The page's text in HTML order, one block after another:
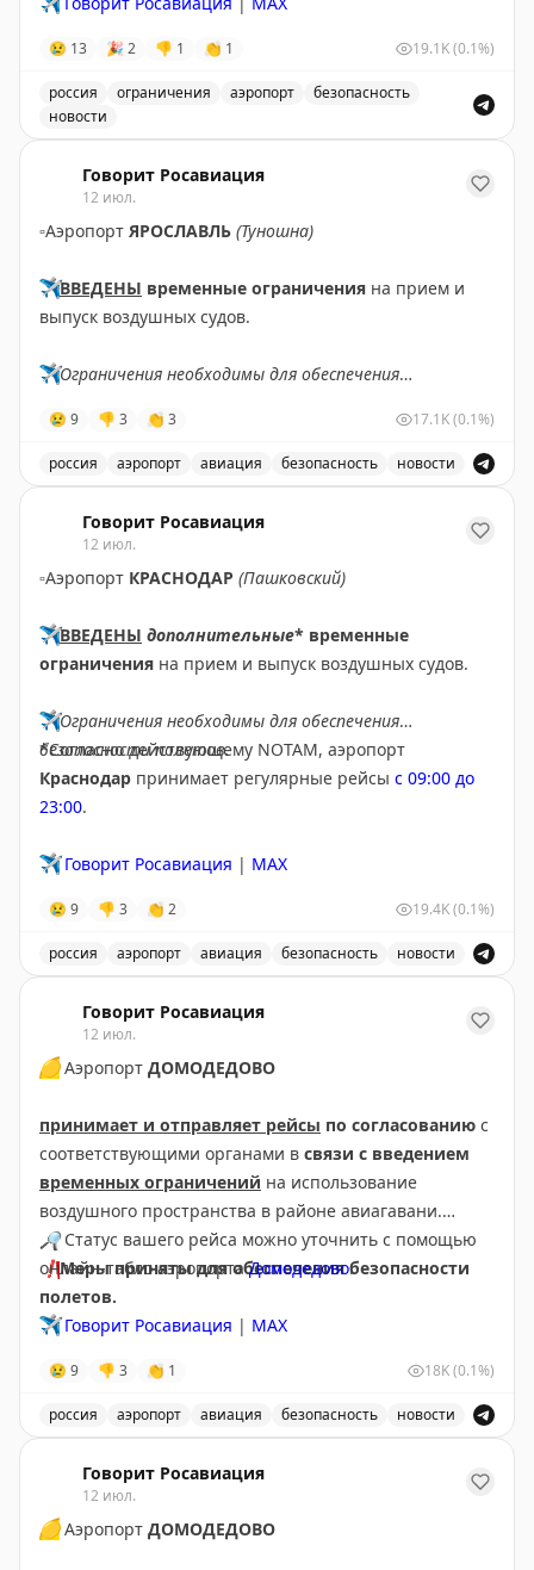
😢 13 🎉 2 👎 1 👏 1 19.1K(0.1%)
россия ограничения аэропорт
безопасность
новости
Говорит Росавиация
12 июл.
▫️Аэропорт ЯРОСЛАВЛЬ (Туношна)
✈️ВВЕДЕНЫ временные ограничения на прием и
выпуск воздушных судов.
✈️Ограничения необходимы для обеспечения
✈️ Говорит Росавиация|МАХ
😢 9 👎 3 👏 3 17.1K(0.1%)
россия аэропорт авиация безопасность новости
Говорит Росавиация
12 июл.
▫️Аэропорт КРАСНОДАР (Пашковский)
✈️ВВЕДЕНЫ дополнительные* временные
ограничения на прием и выпуск воздушных судов.
✈️Ограничения необходимы для обеспечения
безопасности полетов.
*Согласно действующему NOTAM, аэропорт
Краснодар принимает регулярные рейсы с 09:00 до
23:00.
✈️ Говорит Росавиация | MAX
😢 9 👎 3 👏 2 19.4K(0.1%)
россия аэропорт авиация безопасность новости
Говорит Росавиация
12 июл.
🟡Аэропорт ДОМОДЕДОВО
принимает и отправляет рейсы по согласованию с
соответствующими органами в связи с введением
временных ограничений на использование
воздушного пространства в районе авиагавани.
❗️Меры приняты для обеспечения безопасности
полетов.
🔎Статус вашего рейса можно уточнить с помощью
онлайн-табло аэропортаДомодедово.
✈️ Говорит Росавиация | МАХ
😢 9 👎 3 👏 1 18K(0.1%)
россия аэропорт авиация безопасность новости
Говорит Росавиация
12 июл.
🟡Аэропорт ДОМОДЕДОВО